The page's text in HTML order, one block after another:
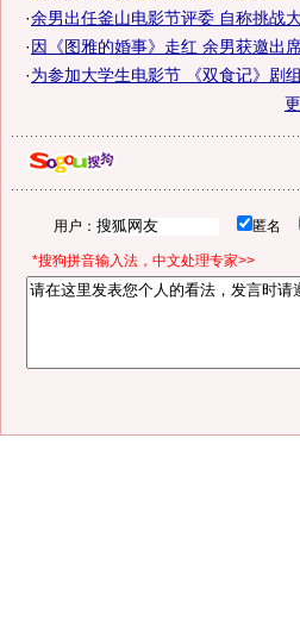
·余男出任釜山电影节评委 自称挑战大
·因《图雅的婚事》走红 余男获邀出
·为参加大学生电影节 《双食记》剧组
用户： 匿名
*搜狗拼音输入法，中文处理专家>>